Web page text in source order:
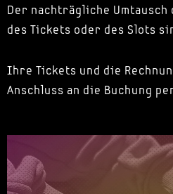
Der nachträgliche Umtausch
des Tickets oder des Slots
Ihre Tickets und die
Anschluss an die Buchung